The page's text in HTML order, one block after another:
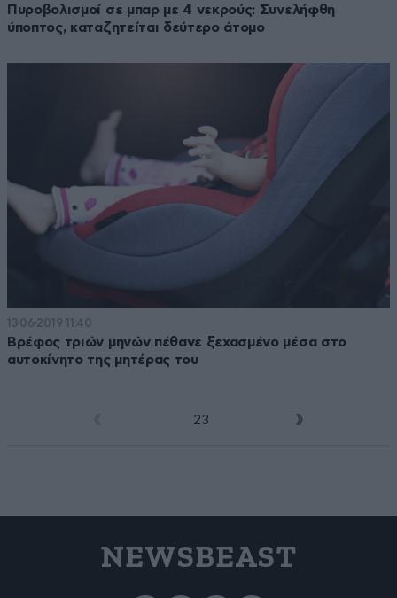
Πυροβολισμοί σε μπαρ με 4 νεκρούς: Συνελήφθη
ύποπτος, καταζητείται δεύτερο άτομο
13·06·2019 11:40
Βρέφος τριών μηνών πέθανε ξεχασμένο μέσα στο
αυτοκίνητο της μητέρας του
23
NEWSBEAST